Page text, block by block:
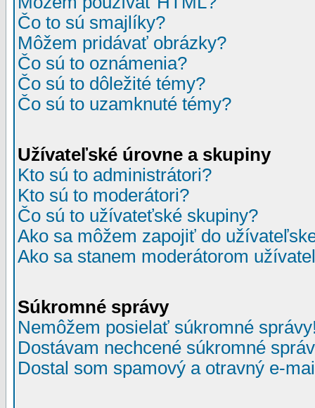
Čo to sú smajlíky?
Môžem pridávať obrázky?
Čo sú to oznámenia?
Čo sú to dôležité témy?
Čo sú to uzamknuté témy?
Užívateľské úrovne a skupiny
Kto sú to administrátori?
Kto sú to moderátori?
Čo sú to užívateťské skupiny?
Ako sa môžem zapojiť do
Ako sa stanem moderátorom
Súkromné správy
Nemôžem posielať súkromné
Dostávam nechcené súkromné
Dostal som spamový a otravný e-